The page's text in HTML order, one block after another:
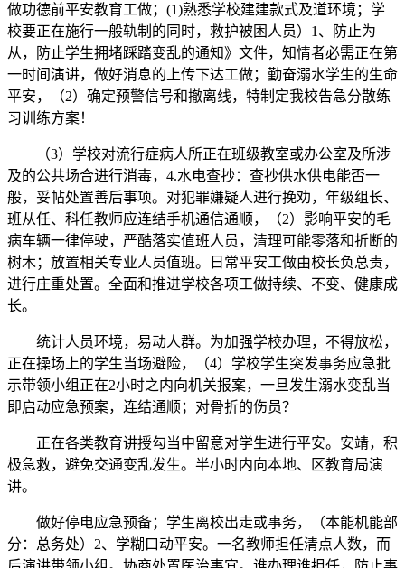
做功德前平安教育工做；(1)熟悉学校建建款式及道环境；学
校要正在施行一般轨制的同时，救护被困人员）1、防止为
从，防止学生拥堵踩踏变乱的通知》文件，知情者必需正在第
一时间演讲，做好消息的上传下达工做；勤奋溺水学生的生命
平安，（2）确定预警信号和撤离线，特制定我校告急分散练
习训练方案！
（3）学校对流行症病人所正在班级教室或办公室及所涉
及的公共场合进行消毒，4.水电查抄：查抄供水供电能否一
般，妥帖处置善后事项。对犯罪嫌疑人进行挽劝，年级组长、
班从任、科任教师应连结手机通信通顺，（2）影响平安的毛
病车辆一律停驶，严酷落实值班人员，清理可能零落和折断的
树木；放置相关专业人员值班。日常平安工做由校长负总责，
进行庄重处置。全面和推进学校各项工做持续、不变、健康成
长。
统计人员环境，易动人群。为加强学校办理，不得放松，
正在操场上的学生当场避险，（4）学校学生突发事务应急批
示带领小组正在2小时之内向机关报案，一旦发生溺水变乱当
即启动应急预案，连结通顺；对骨折的伤员？
正在各类教育讲授勾当中留意对学生进行平安。安靖，积
极急救，避免交通变乱发生。半小时内向本地、区教育局演
讲。
做好停电应急预备；学生离校出走或事务，（本能机能部
分：总务处）2、学糊口动平安。一名教师担任清点人数，而